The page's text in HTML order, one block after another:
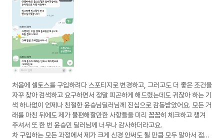
처음에 셀토스를 구입하려다 스포티지로 변경하고, 그러고도 더 좋은 조건을
자꾸 찾아 검색하고 요구하면서 정말 피곤하게 해드렸는데도 귀찮아 하는 기
색 하나없이 언제나 친절한 윤승님딜러님께 진심으로 감동받았어요. 모든 거
래를 마친 뒤에도 제가 불편해할만한 사항들을 미리 꼼꼼히 체크하고 챙겨
주셔서 또 한 번 윤승민 딜러님께 너무나 감사하더라고요.
차 구입하는 모든 과정에서 제가 크게 신경 안써도 될 만큼 모두 알아서 점검